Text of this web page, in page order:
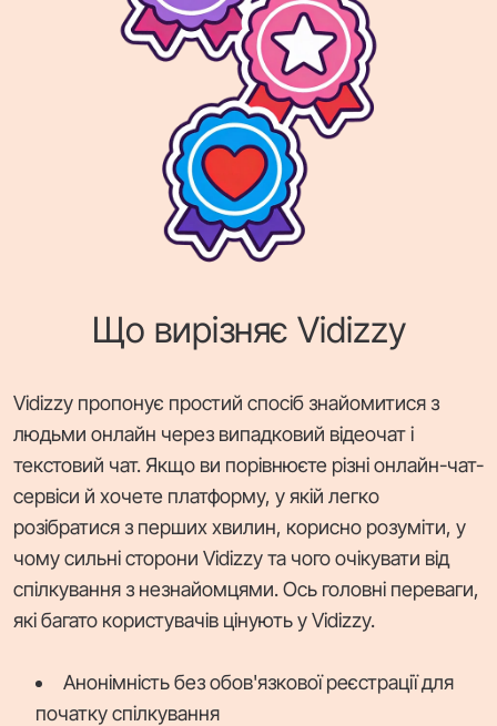
Що вирізняє Vidizzy
Vidizzy пропонує простий спосіб знайомитися з
людьми онлайн через випадковий відеочат і
текстовий чат. Якщо ви порівнюєте різні онлайн-чат-
сервіси й хочете платформу, у якій легко
розібратися з перших хвилин, корисно розуміти, у
чому сильні сторони Vidizzy та чого очікувати від
спілкування з незнайомцями. Ось головні переваги,
які багато користувачів цінують у Vidizzy.
Анонімність без обов'язкової реєстрації для
початку спілкування